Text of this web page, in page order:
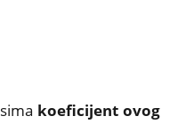
koeficijent ovog